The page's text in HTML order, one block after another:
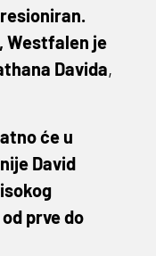
Westfalen je
Davida,
će u
David
prve do